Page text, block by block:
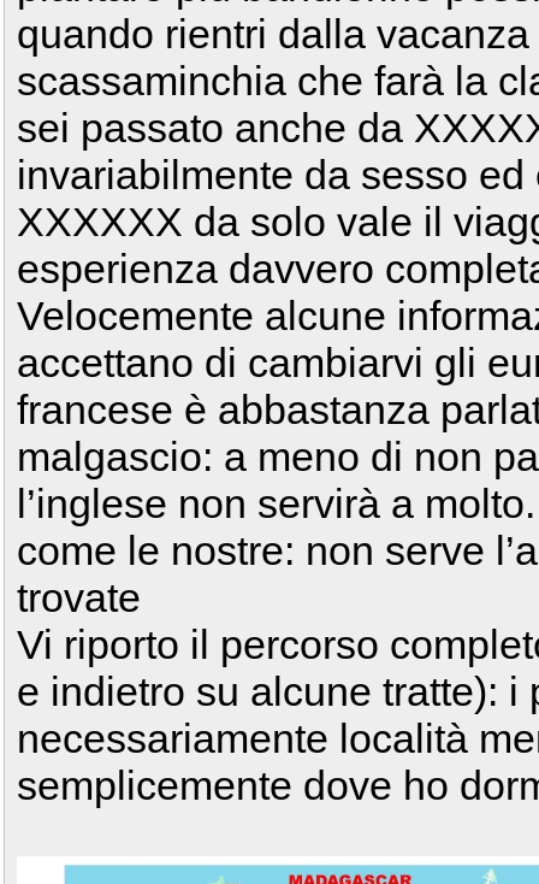
quando rientri dalla
scassaminchia che farà la
sei passato anche da
invariabilmente da sesso ed
XXXXXX da solo vale il
esperienza davvero
Velocemente alcune
accettano di cambiarvi gli
francese è abbastanza
malgascio: a meno di non
l’inglese non servirà a
come le nostre: non serve
trovate
Vi riporto il percorso
e indietro su alcune tratte): i
necessariamente località
semplicemente dove ho